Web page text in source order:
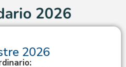
2026
2026